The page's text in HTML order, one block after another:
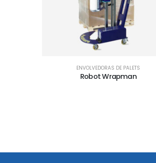
ENVOLVEDORAS DE PALETS
Robot Wrapman